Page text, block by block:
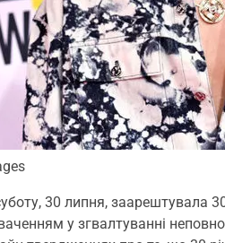
30 липня, заарештувала
у згвалтуванні